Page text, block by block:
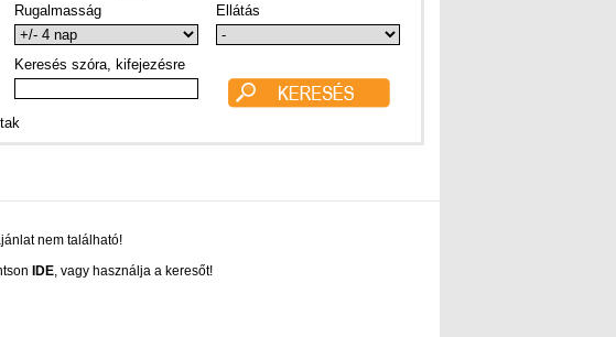
Rugalmasság Ellátás
Keresés szóra, kifejezésre
nem található!
IDE, vagy használja a keresőt!